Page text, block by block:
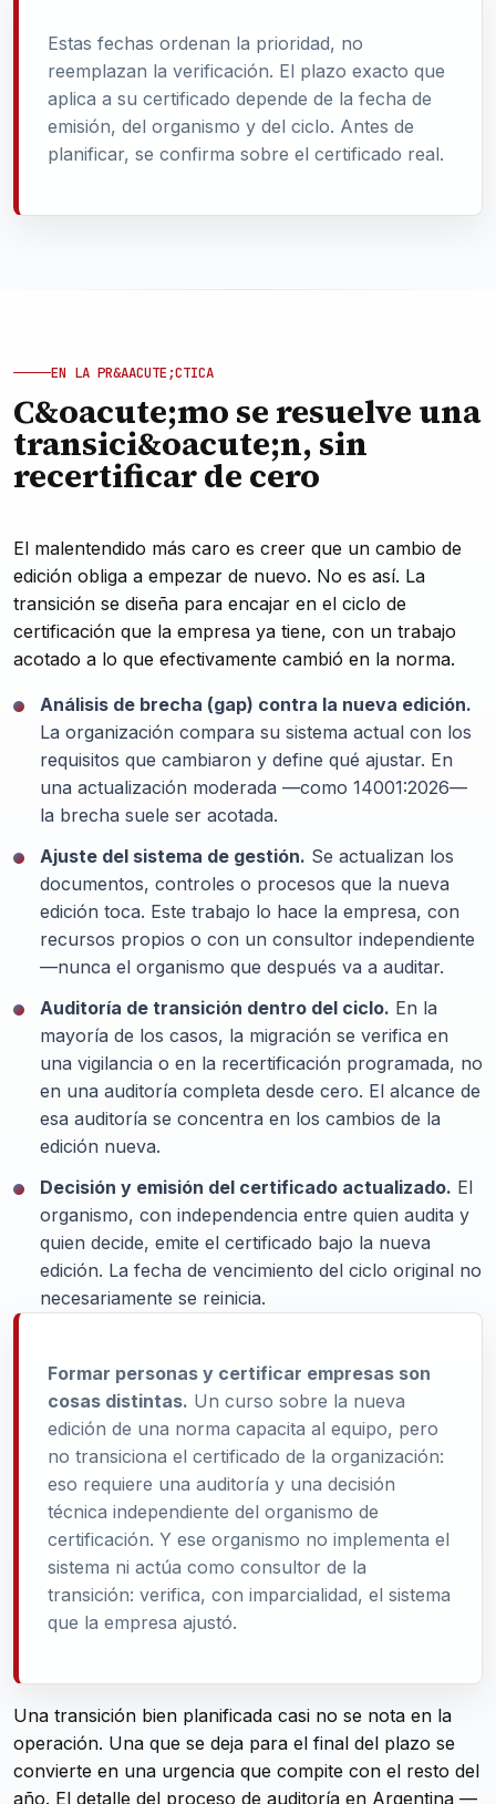
Estas fechas ordenan la prioridad, no
reemplazan la verificación. El plazo exacto que
aplica a su certificado depende de la fecha de
emisión, del organismo y del ciclo. Antes de
planificar, se confirma sobre el certificado real.
EN LA PR&AACUTE;CTICA
C&oacute;mo se resuelve una
transici&oacute;n, sin
recertificar de cero
El malentendido más caro es creer que un cambio de
edición obliga a empezar de nuevo. No es así. La
transición se diseña para encajar en el ciclo de
certificación que la empresa ya tiene, con un trabajo
acotado a lo que efectivamente cambió en la norma.
Análisis de brecha (gap) contra la nueva edición.
La organización compara su sistema actual con los
requisitos que cambiaron y define qué ajustar. En
una actualización moderada —como 14001:2026—
la brecha suele ser acotada.
Ajuste del sistema de gestión. Se actualizan los
documentos, controles o procesos que la nueva
edición toca. Este trabajo lo hace la empresa, con
recursos propios o con un consultor independiente
—nunca el organismo que después va a auditar.
Auditoría de transición dentro del ciclo. En la
mayoría de los casos, la migración se verifica en
una vigilancia o en la recertificación programada, no
en una auditoría completa desde cero. El alcance de
esa auditoría se concentra en los cambios de la
edición nueva.
Decisión y emisión del certificado actualizado. El
organismo, con independencia entre quien audita y
quien decide, emite el certificado bajo la nueva
edición. La fecha de vencimiento del ciclo original no
necesariamente se reinicia.
Formar personas y certificar empresas son
cosas distintas. Un curso sobre la nueva
edición de una norma capacita al equipo, pero
no transiciona el certificado de la organización:
eso requiere una auditoría y una decisión
técnica independiente del organismo de
certificación. Y ese organismo no implementa el
sistema ni actúa como consultor de la
transición: verifica, con imparcialidad, el sistema
que la empresa ajustó.
Una transición bien planificada casi no se nota en la
operación. Una que se deja para el final del plazo se
convierte en una urgencia que compite con el resto del
año. El detalle del proceso de auditoría en Argentina —